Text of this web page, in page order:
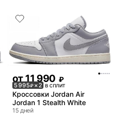
от11 990 ₽
5 995₽× 2 в сплит
Кроссовки Jordan Air
Jordan 1 Stealth White
15 дней